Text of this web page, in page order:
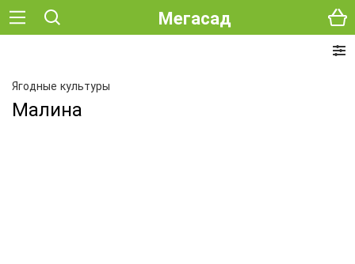
Мегасад
Ягодные культуры
Малина